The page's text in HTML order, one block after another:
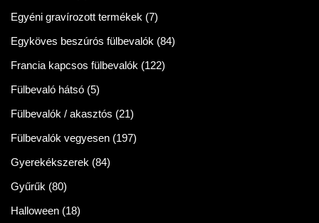
Egyéni gravírozott termékek (7)
Egyköves beszúrós fülbevalók (84)
Francia kapcsos fülbevalók (122)
Fülbevaló hátsó (5)
Fülbevalók / akasztós (21)
Fülbevalók vegyesen (197)
Gyerekékszerek (84)
Gyűrűk (80)
Halloween (18)